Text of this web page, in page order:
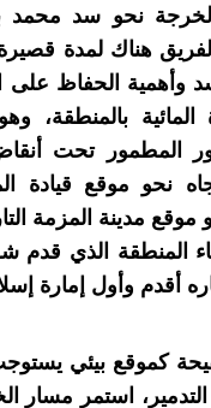
نحو سد محمد
هناك لمدة
وأهمية الحفاظ على
المائية بالمنطقة،
المطمور تحت
نحو موقع قيادة
موقع مدينة المزمة
المنطقة الذي
أقدم وأول إمارة
كموقع بيئي
استمر مسار